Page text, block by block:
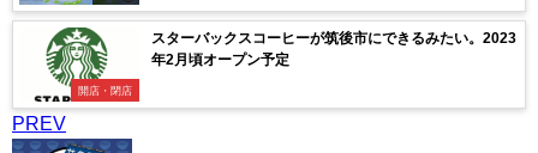
開店・閉店
スターバックスコーヒーが筑後市にできるみたい。2023
年2月頃オープン予定
PREV